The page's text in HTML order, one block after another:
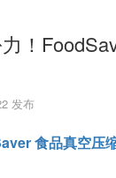
！
发布
食品真空压